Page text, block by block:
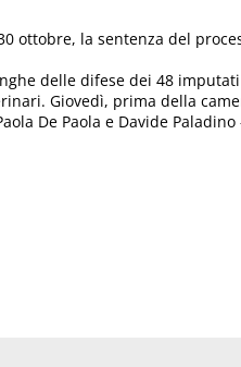
ottobre, la sentenza del
delle difese dei 48
Giovedì, prima della
De Paola e Davide